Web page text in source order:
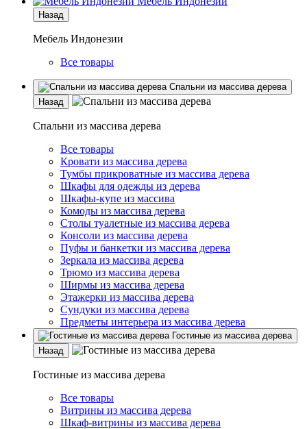
Назад
Мебель Индонезии
Все товары
Спальни из массива дерева
Назад
Спальни из массива дерева
Все товары
Кровати из массива дерева
Тумбы прикроватные из массива дерева
Шкафы для одежды из дерева
Шкафы-купе из массива
Комоды из массива дерева
Столы туалетные из массива дерева
Консоли из массива дерева
Пуфы и банкетки из массива дерева
Зеркала из массива дерева
Трюмо из массива дерева
Ширмы из массива дерева
Этажерки из массива дерева
Сундуки из массива дерева
Предметы интерьера из массива дерева
Гостиные из массива дерева
Назад
Гостиные из массива дерева
Все товары
Витрины из массива дерева
Шкаф-витрины из массива дерева